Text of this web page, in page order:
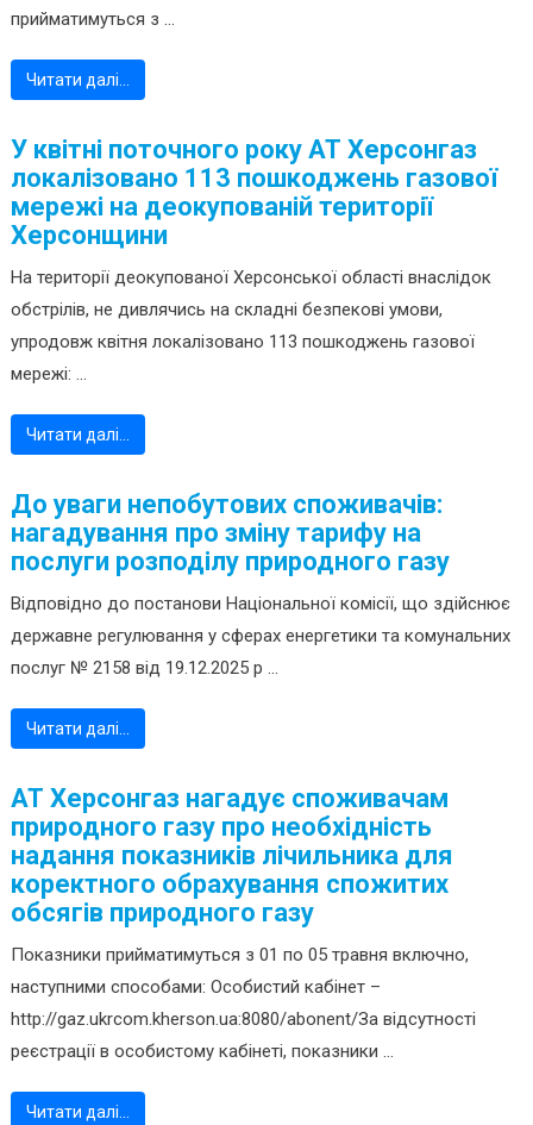
прийматимуться з ...
Читати далі…
У квітні поточного року АТ Херсонгаз
локалізовано 113 пошкоджень газової
мережі на деокупованій території
Херсонщини
На території деокупованої Херсонської області внаслідок
обстрілів, не дивлячись на складні безпекові умови,
упродовж квітня локалізовано 113 пошкоджень газової
мережі: ...
Читати далі…
До уваги непобутових споживачів:
нагадування про зміну тарифу на
послуги розподілу природного газу
Відповідно до постанови Національної комісії, що здійснює
державне регулювання у сферах енергетики та комунальних
послуг № 2158 від 19.12.2025 р ...
Читати далі…
АТ Херсонгаз нагадує споживачам
природного газу про необхідність
надання показників лічильника для
коректного обрахування спожитих
обсягів природного газу
Показники прийматимуться з 01 по 05 травня включно,
наступними способами: Особистий кабінет –
http://gaz.ukrcom.kherson.ua:8080/abonent/За відсутності
реєстрації в особистому кабінеті, показники ...
Читати далі…